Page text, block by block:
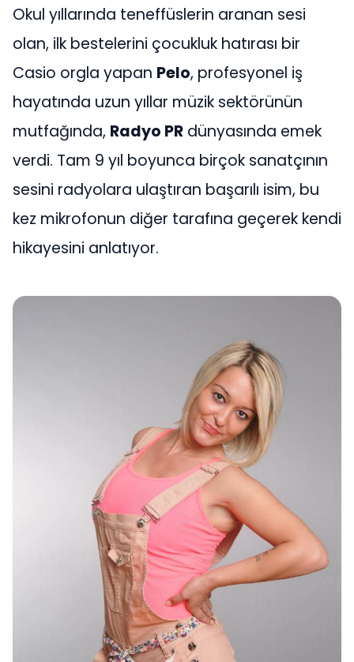
Okul yıllarında teneffüslerin aranan sesi
olan, ilk bestelerini çocukluk hatırası bir
Casio orgla yapan Pelo, profesyonel iş
hayatında uzun yıllar müzik sektörünün
mutfağında, Radyo PR dünyasında emek
verdi. Tam 9 yıl boyunca birçok sanatçının
sesini radyolara ulaştıran başarılı isim, bu
kez mikrofonun diğer tarafına geçerek kendi
hikayesini anlatıyor.